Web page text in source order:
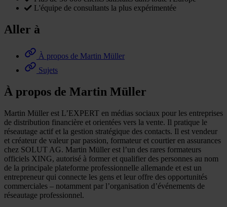
L'équipe de consultants la plus expérimentée
Aller à
À propos de Martin Müller
Sujets
À propos de Martin Müller
Martin Müller est L’EXPERT en médias sociaux pour les entreprises
de distribution financière et orientées vers la vente. Il pratique le
réseautage actif et la gestion stratégique des contacts. Il est vendeur
et créateur de valeur par passion, formateur et courtier en assurances
chez SOLUT AG. Martin Müller est l’un des rares formateurs
officiels XING, autorisé à former et qualifier des personnes au nom
de la principale plateforme professionnelle allemande et est un
entrepreneur qui connecte les gens et leur offre des opportunités
commerciales – notamment par l’organisation d’événements de
réseautage professionnel.